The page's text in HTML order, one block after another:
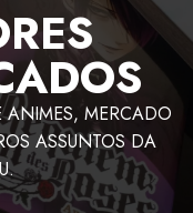
MERCADO
ASSUNTOS DA